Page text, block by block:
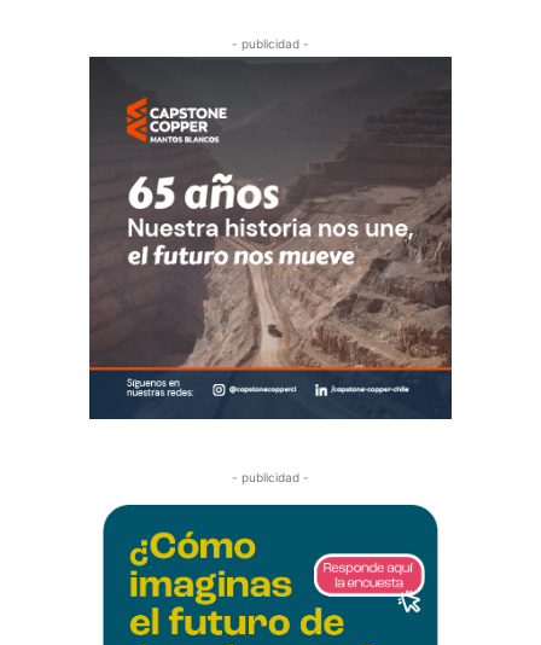
- publicidad -
- publicidad -